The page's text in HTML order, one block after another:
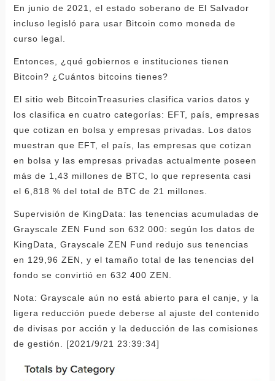
En junio de 2021, el estado soberano de El Salvador
incluso legisló para usar Bitcoin como moneda de
curso legal.
Entonces, ¿qué gobiernos e instituciones tienen
Bitcoin? ¿Cuántos bitcoins tienes?
El sitio web BitcoinTreasuries clasifica varios datos y
los clasifica en cuatro categorías: EFT, país, empresas
que cotizan en bolsa y empresas privadas. Los datos
muestran que EFT, el país, las empresas que cotizan
en bolsa y las empresas privadas actualmente poseen
más de 1,43 millones de BTC, lo que representa casi
el 6,818 % del total de BTC de 21 millones.
Supervisión de KingData: las tenencias acumuladas de
Grayscale ZEN Fund son 632 000: según los datos de
KingData, Grayscale ZEN Fund redujo sus tenencias
en 129,96 ZEN, y el tamaño total de las tenencias del
fondo se convirtió en 632 400 ZEN.
Nota: Grayscale aún no está abierto para el canje, y la
ligera reducción puede deberse al ajuste del contenido
de divisas por acción y la deducción de las comisiones
de gestión. [2021/9/21 23:39:34]